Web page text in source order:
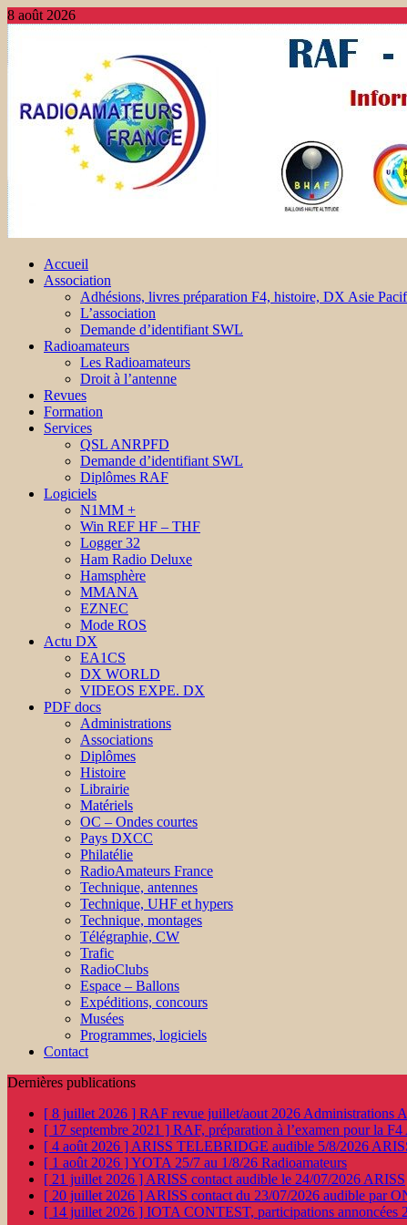
8 août 2026
Accueil
Association
Adhésions, livres préparation F4, histoire, DX Asie
L’association
Demande d’identifiant SWL
Radioamateurs
Les Radioamateurs
Droit à l’antenne
Revues
Formation
Services
QSL ANRPFD
Demande d’identifiant SWL
Diplômes RAF
Logiciels
N1MM +
Win REF HF – THF
Logger 32
Ham Radio Deluxe
Hamsphère
MMANA
EZNEC
Mode ROS
Actu DX
EA1CS
DX WORLD
VIDEOS EXPE. DX
PDF docs
Administrations
Associations
Diplômes
Histoire
Librairie
Matériels
OC – Ondes courtes
Pays DXCC
Philatélie
RadioAmateurs France
Technique, antennes
Technique, UHF et hypers
Technique, montages
Télégraphie, CW
Trafic
RadioClubs
Espace – Ballons
Expéditions, concours
Musées
Programmes, logiciels
Contact
Dernières publications
[ 8 juillet 2026 ] RAF revue juillet/aout 2026 Administrations
[ 17 septembre 2021 ] RAF, préparation à l’examen pour la F4
[ 4 août 2026 ] ARISS TELEBRIDGE audible 5/8/2026
[ 1 août 2026 ]YOTA 25/7 au 1/8/26 Radioamateurs
[ 21 juillet 2026 ] ARISS contact audible le 24/07/2026 ARISS
[ 20 juillet 2026 ] ARISS contact du 23/07/2026 audible par
[ 14 juillet 2026 ] IOTA CONTEST, participations annoncées